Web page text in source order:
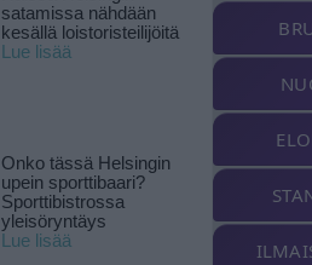
satamissa nähdään
kesällä loistoristeilijöitä
Lue lisää
Onko tässä Helsingin
upein sporttibaari?
Sporttibistrossa
yleisöryntäys
Lue lisää